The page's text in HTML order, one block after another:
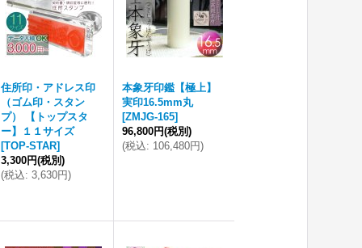
住所印・アドレス印
（ゴム印・スタン
プ） 【トップスタ
ー】１１サイズ
[TOP-STAR]
3,300円(税別)
(税込: 3,630円)
本象牙印鑑【極上】
実印16.5mm丸
[ZMJG-165]
96,800円(税別)
(税込: 106,480円)